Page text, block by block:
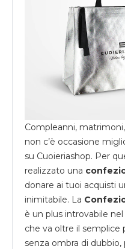
Compleanni,
non c’è occasione
su Cuoieriashop. Per
realizzato una
donare ai tuoi acquisti
inimitabile. La
è un plus introvabile
che va oltre il semplice
senza ombra di